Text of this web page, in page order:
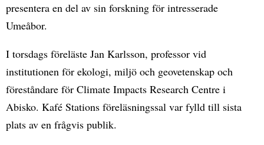
presentera en del av sin forskning för intresserade
Umeåbor.
I torsdags föreläste Jan Karlsson, professor vid
institutionen för ekologi, miljö och geovetenskap och
föreståndare för Climate Impacts Research Centre i
Abisko. Kafé Stations föreläsningssal var fylld till sista
plats av en frågvis publik.